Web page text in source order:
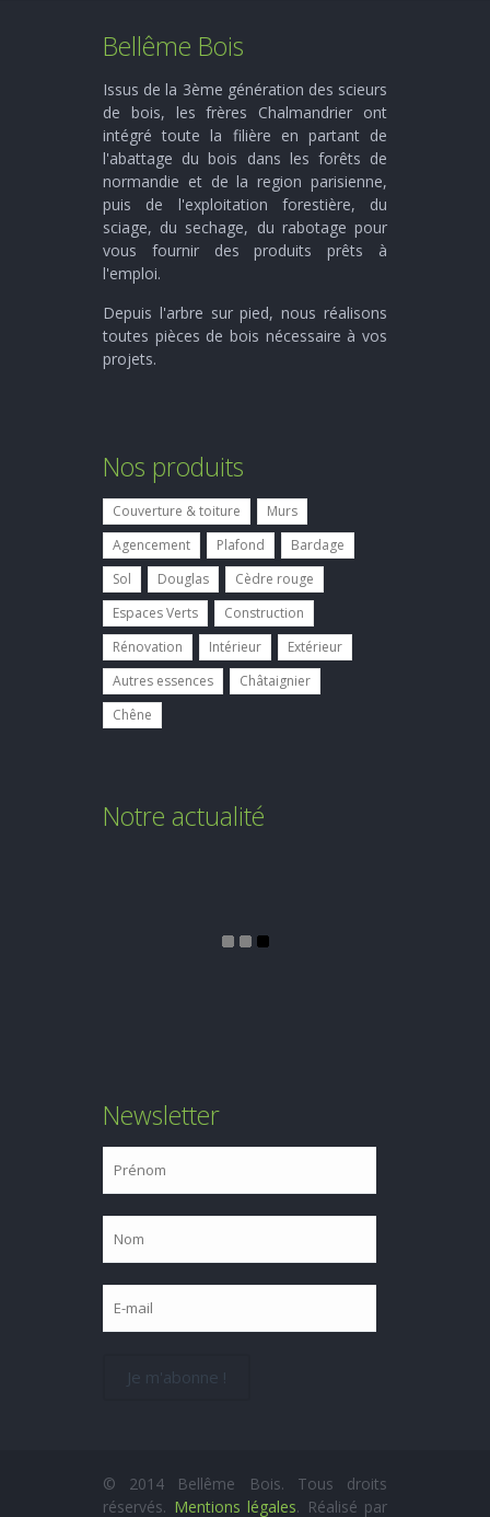
Bellême Bois
Issus de la 3ème génération des scieurs
de bois, les frères Chalmandrier ont
intégré toute la filière en partant de
l'abattage du bois dans les forêts de
normandie et de la region parisienne,
puis de l'exploitation forestière, du
sciage, du sechage, du rabotage pour
vous fournir des produits prêts à
l'emploi.
Depuis l'arbre sur pied, nous réalisons
toutes pièces de bois nécessaire à vos
projets.
Nos produits
Couverture & toiture
Murs
Agencement
Plafond
Bardage
Sol
Douglas
Cèdre rouge
Espaces Verts
Construction
Rénovation
Intérieur
Extérieur
Autres essences
Châtaignier
Chêne
Notre actualité
Newsletter
© 2014 Bellême Bois. Tous droits
réservés. Mentions légales. Réalisé par